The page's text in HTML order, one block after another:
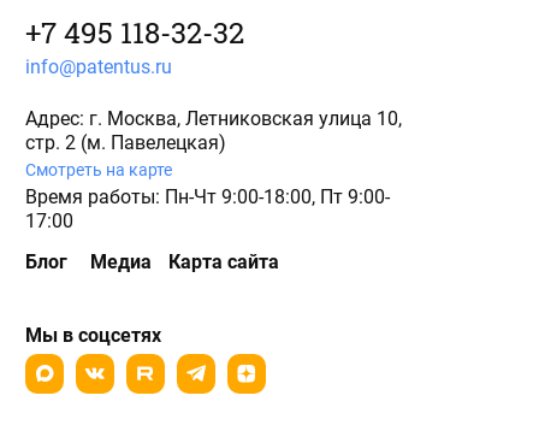
+7 495 118-32-32
info@patentus.ru
Адрес: г. Москва, Летниковская улица 10,
стр. 2 (м. Павелецкая)
Смотреть на карте
Время работы: Пн-Чт 9:00-18:00, Пт 9:00-
17:00
Блог
Медиа Карта сайта
Мы в соцсетях